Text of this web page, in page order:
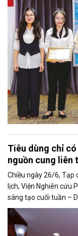
rất bình thường ấy đã
lẽ sẽ còn theo tôi
Tiêu dùng chỉ
nguồn cung liên
Chiều ngày 26/6, Tạp
lịch, Viện Nghiên cứu
sáng tạo cuối tuần –
cáo năng lực phát
trọng giới thiệu phát
Văn phòng Bộ Công